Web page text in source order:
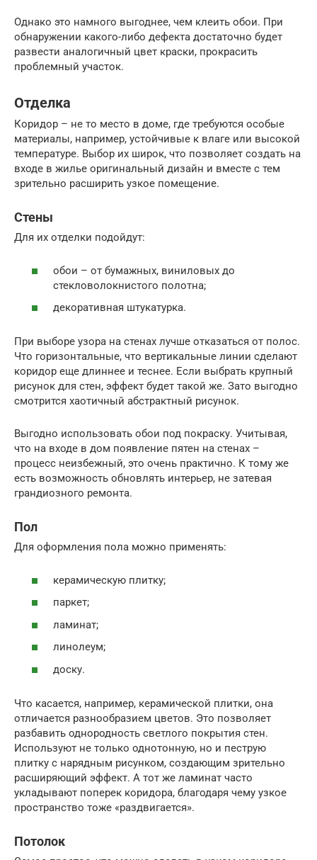
Однако это намного выгоднее, чем клеить обои. При
обнаружении какого-либо дефекта достаточно будет
развести аналогичный цвет краски, прокрасить
проблемный участок.
Отделка
Коридор – не то место в доме, где требуются особые
материалы, например, устойчивые к влаге или высокой
температуре. Выбор их широк, что позволяет создать на
входе в жилье оригинальный дизайн и вместе с тем
зрительно расширить узкое помещение.
Стены
Для их отделки подойдут:
обои – от бумажных, виниловых до
стекловолокнистого полотна;
декоративная штукатурка.
При выборе узора на стенах лучше отказаться от полос.
Что горизонтальные, что вертикальные линии сделают
коридор еще длиннее и теснее. Если выбрать крупный
рисунок для стен, эффект будет такой же. Зато выгодно
смотрится хаотичный абстрактный рисунок.
Выгодно использовать обои под покраску. Учитывая,
что на входе в дом появление пятен на стенах –
процесс неизбежный, это очень практично. К тому же
есть возможность обновлять интерьер, не затевая
грандиозного ремонта.
Пол
Для оформления пола можно применять:
керамическую плитку;
паркет;
ламинат;
линолеум;
доску.
Что касается, например, керамической плитки, она
отличается разнообразием цветов. Это позволяет
разбавить однородность светлого покрытия стен.
Используют не только однотонную, но и пеструю
плитку с нарядным рисунком, создающим зрительно
расширяющий эффект. А тот же ламинат часто
укладывают поперек коридора, благодаря чему узкое
пространство тоже «раздвигается».
Потолок